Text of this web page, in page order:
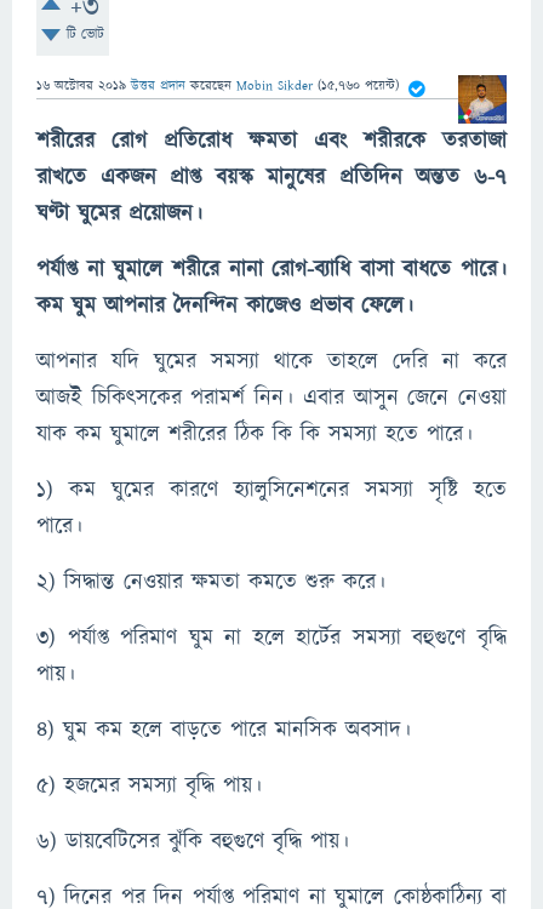
টি ভোট
16 অক্টোবর 2019 উত্তর প্রদান করেছেন Mobin Sikder (15,760 পয়েন্ট)
শরীরের রোগ প্রতিরোধ ক্ষমতা এবং শরীরকে তরতাজা
রাখতে একজন প্রাপ্ত বয়স্ক মানুষের প্রতিদিন অন্তত ৬-৭
ঘণ্টা ঘুমের প্রয়োজন।
পর্যাপ্ত না ঘুমালে শরীরে নানা রোগ-ব্যাধি বাসা বাধতে পারে।
কম ঘুম আপনার দৈনন্দিন কাজেও প্রভাব ফেলে।
আপনার যদি ঘুমের সমস্যা থাকে তাহলে দেরি না করে
আজই চিকিৎসকের পরামর্শ নিন। এবার আসুন জেনে নেওয়া
যাক কম ঘুমালে শরীরের ঠিক কি কি সমস্যা হতে পারে।
১) কম ঘুমের কারণে হ্যালুসিনেশনের সমস্যা সৃষ্টি হতে
পারে।
২) সিদ্ধান্ত নেওয়ার ক্ষমতা কমতে শুরু করে।
৩) পর্যাপ্ত পরিমাণ ঘুম না হলে হার্টের সমস্যা বহুগুণে বৃদ্ধি
পায়।
৪) ঘুম কম হলে বাড়তে পারে মানসিক অবসাদ।
৫) হজমের সমস্যা বৃদ্ধি পায়।
৬) ডায়বেটিসের ঝুঁকি বহুগুণে বৃদ্ধি পায়।
৭) দিনের পর দিন পর্যাপ্ত পরিমাণ না ঘুমালে কোষ্ঠকাঠিন্য বা